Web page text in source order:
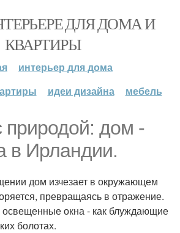
ДЛЯ ДОМА И
КВАРТИРЫ
интерьер для дома
идеи дизайна мебель
природой: дом -
в Ирландии.
дом изчезает в окружающем
превращаясь в отражение.
окна - как блуждающие
болотах.